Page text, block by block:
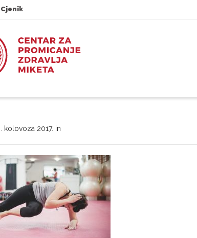
Cjenik
kolovoza 2017. in